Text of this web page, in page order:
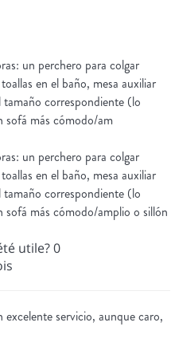
un perchero para colgar
en el baño, mesa auxiliar
correspondiente (lo
sofá más cómodo/am
un perchero para colgar
en el baño, mesa auxiliar
correspondiente (lo
más cómodo/amplio o sillón
utile?0
servicio, aunque caro,